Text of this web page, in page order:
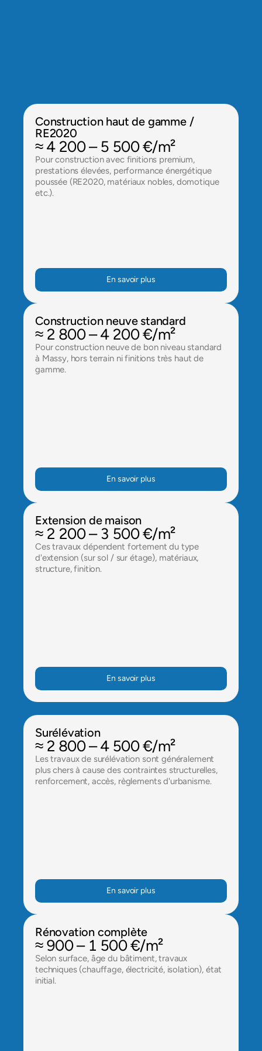
Construction haut de gamme /
RE2020
≈ 4 200 – 5 500 €/m²
Pour construction avec finitions premium,
prestations élevées, performance énergétique
poussée (RE2020, matériaux nobles, domotique
etc.).
En savoir plus
Construction neuve standard
≈ 2 800 – 4 200 €/m²
Pour construction neuve de bon niveau standard
à Massy, hors terrain ni finitions très haut de
gamme.
En savoir plus
Extension de maison
≈ 2 200 – 3 500 €/m²
Ces travaux dépendent fortement du type
d'extension (sur sol / sur étage), matériaux,
structure, finition.
En savoir plus
Surélévation
≈ 2 800 – 4 500 €/m²
Les travaux de surélévation sont généralement
plus chers à cause des contraintes structurelles,
renforcement, accès, règlements d'urbanisme.
En savoir plus
Rénovation complète
≈ 900 – 1 500 €/m²
Selon surface, âge du bâtiment, travaux
techniques (chauffage, électricité, isolation), état
initial.